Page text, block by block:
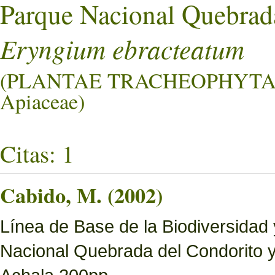
Parque Nacional
Eryngium ebracteatum
(PLANTAE
Apiaceae)
Citas: 1
Cabido, M. (2002)
Línea de Base de la
Nacional Quebrada del Condorito